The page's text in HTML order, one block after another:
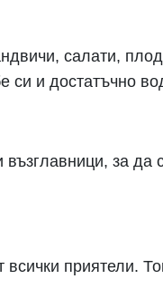
салати,
си и достатъчно
за да
всички приятели.